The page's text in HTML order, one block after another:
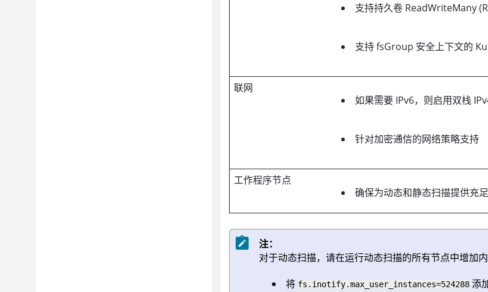
支持持久卷 ReadWriteMany
支持 fsGroup 安全上下文的
联网
如果需要 IPv6，则启用双栈
针对加密通信的网络策略支持
工作程序节点
确保为动态和静态扫描提供充
注：
对于动态扫描，请在运行动态扫描的所有节点中增加
将 fs.inotify.max_user_instances=524288添